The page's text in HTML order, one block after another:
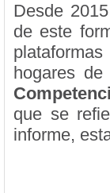
Desde
de este
hogares de
que se
informe,